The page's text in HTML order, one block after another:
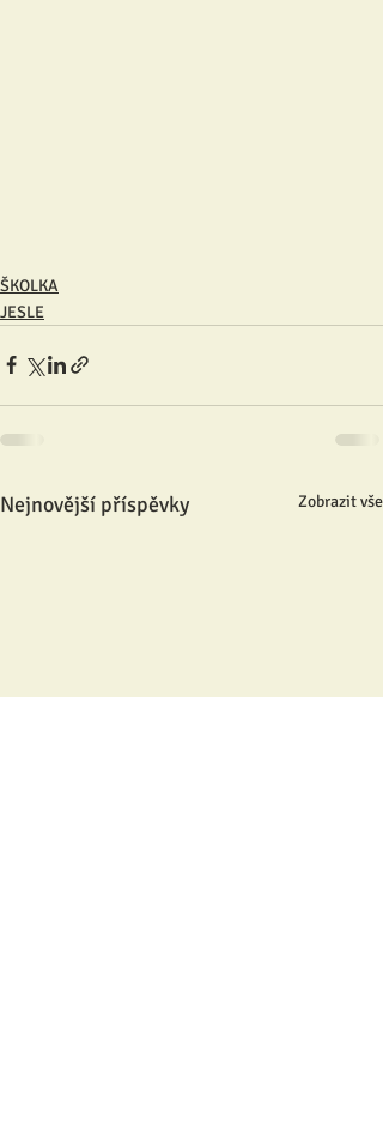
ŠKOLKA
JESLE
Nejnovější příspěvky Zobrazit vše